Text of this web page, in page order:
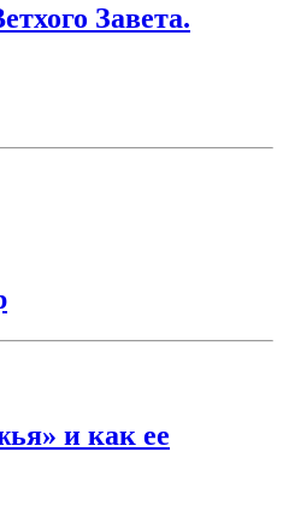
Завета.
и как ее